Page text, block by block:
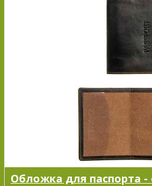
Обложка для паспорта -